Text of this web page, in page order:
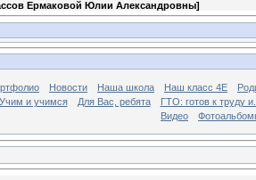
Ермаковой Юлии Александровны]
Новости Наша школа Наш класс 4Е
Учим и учимся Для Вас, ребята
ГТО: готов к труду
Видео